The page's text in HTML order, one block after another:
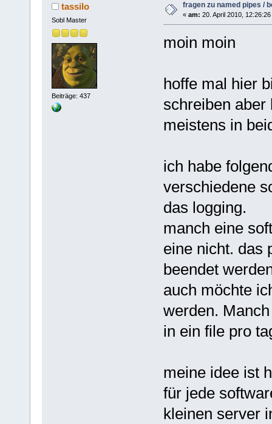
tassilo
Sobl Master
Beiträge: 437
fragen zu named pipes /
« am: 20. April 2010, 12:26:26
moin moin
hoffe mal hier
schreiben aber
meistens in
ich habe
verschiedene
das logging.
manch eine
eine nicht. das
beendet
auch möchte
werden.
in ein file pro
meine idee ist
für jede
kleinen server